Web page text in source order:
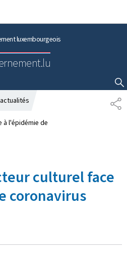
principal
contenu
luxembourgeois
AFFICHER / MASQUER LA RECHERCHE
P
A
à l'épidémie de
culturel face
coronavirus